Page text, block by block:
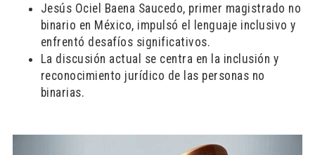
Jesús Ociel Baena Saucedo, primer magistrado no
binario en México, impulsó el lenguaje inclusivo y
enfrentó desafíos significativos.
La discusión actual se centra en la inclusión y
reconocimiento jurídico de las personas no
binarias.